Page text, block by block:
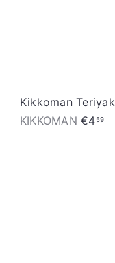
Kikkoman
KIKKOMAN€459